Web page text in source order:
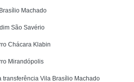
Machado
São Savério
Chácara Klabin
Mirandópolis
transferência Vila Brasílio Machado